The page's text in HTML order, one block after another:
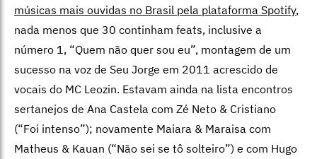
músicas mais ouvidas no Brasil pela plataforma Spotify,
nada menos que 30 continham feats, inclusive a
número 1, “Quem não quer sou eu”, montagem de um
sucesso na voz de Seu Jorge em 2011 acrescido de
vocais do MC Leozin. Estavam ainda na lista encontros
sertanejos de Ana Castela com Zé Neto & Cristiano
(“Foi intenso”); novamente Maiara & Maraisa com
Matheus & Kauan (“Não sei se tô solteiro”) e com Hugo